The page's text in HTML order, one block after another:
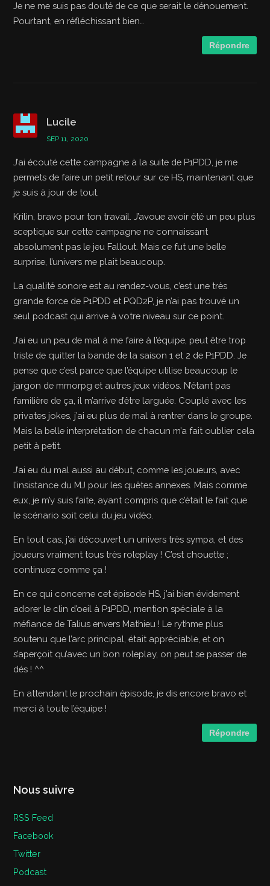
Je ne me suis pas douté de ce que serait le dénouement.
Pourtant, en réfléchissant bien…
Répondre
Lucile
SEP 11, 2020
J’ai écouté cette campagne à la suite de P1PDD, je me
permets de faire un petit retour sur ce HS, maintenant que
je suis à jour de tout.
Krilin, bravo pour ton travail. J’avoue avoir été un peu plus
sceptique sur cette campagne ne connaissant
absolument pas le jeu Fallout. Mais ce fut une belle
surprise, l’univers me plait beaucoup.
La qualité sonore est au rendez-vous, c’est une très
grande force de P1PDD et PQD2P, je n’ai pas trouvé un
seul podcast qui arrive à votre niveau sur ce point.
J’ai eu un peu de mal à me faire à l’équipe, peut être trop
triste de quitter la bande de la saison 1 et 2 de P1PDD. Je
pense que c’est parce que l’équipe utilise beaucoup le
jargon de mmorpg et autres jeux vidéos. N’étant pas
familière de ça, il m’arrive d’être larguée. Couplé avec les
privates jokes, j’ai eu plus de mal à rentrer dans le groupe.
Mais la belle interprétation de chacun m’a fait oublier cela
petit à petit.
J’ai eu du mal aussi au début, comme les joueurs, avec
l’insistance du MJ pour les quêtes annexes. Mais comme
eux, je m’y suis faite, ayant compris que c’était le fait que
le scénario soit celui du jeu vidéo.
En tout cas, j’ai découvert un univers très sympa, et des
joueurs vraiment tous très roleplay ! C’est chouette ;
continuez comme ça !
En ce qui concerne cet épisode HS, j’ai bien évidement
adorer le clin d’oeil à P1PDD, mention spéciale à la
méfiance de Talius envers Mathieu ! Le rythme plus
soutenu que l’arc principal, était appréciable, et on
s’aperçoit qu’avec un bon roleplay, on peut se passer de
dés ! ^^
En attendant le prochain épisode, je dis encore bravo et
merci à toute l’équipe !
Répondre
Nous suivre
RSS Feed
Facebook
Twitter
Podcast